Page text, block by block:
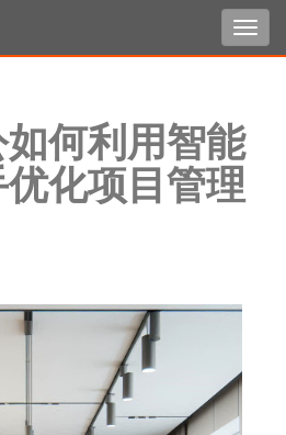
切
换
何利用智能
化项目管理